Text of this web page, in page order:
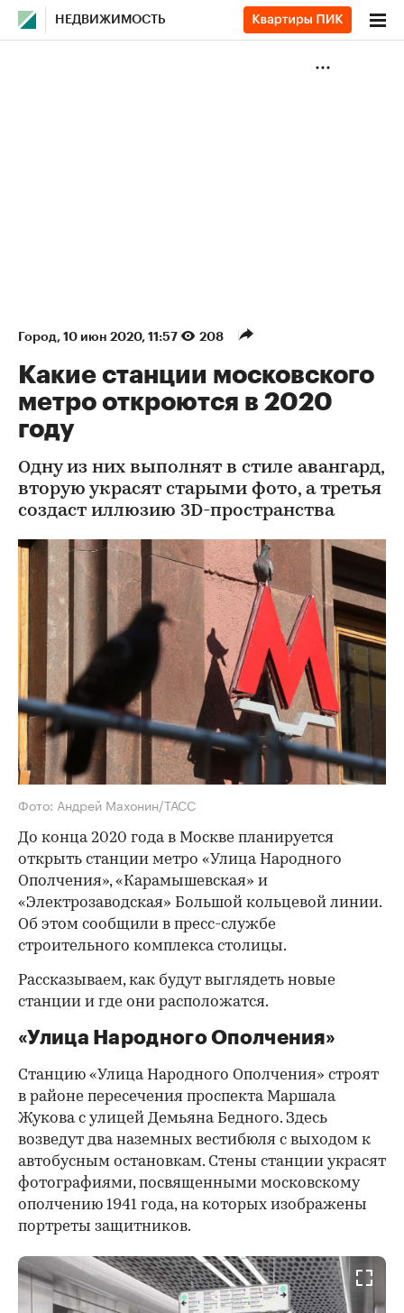
НЕДВИЖИМОСТЬ
Город⁠, 10 июн 2020, 11:57 208
Какие станции московского
метро откроются в 2020
году
Одну из них выполнят в стиле авангард,
вторую украсят старыми фото, а третья
создаст иллюзию 3D-пространства
Фото: Андрей Махонин/ТАСС
До конца 2020 года в Москве планируется
открыть станции метро «Улица Народного
Ополчения», «Карамышевская» и
«Электрозаводская» Большой кольцевой линии.
Об этом сообщили в пресс-службе
строительного комплекса столицы.
Рассказываем, как будут выглядеть новые
станции и где они расположатся.
«Улица Народного Ополчения»
Станцию «Улица Народного Ополчения» строят
в районе пересечения проспекта Маршала
Жукова с улицей Демьяна Бедного. Здесь
возведут два наземных вестибюля с выходом к
автобусным остановкам. Стены станции украсят
фотографиями, посвященными московскому
ополчению 1941 года, на которых изображены
портреты защитников.